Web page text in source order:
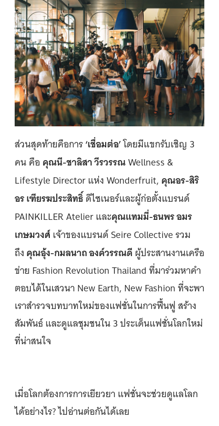
ส่วนสุดท้ายคือการ‘เชื่อมต่อ’โดยมีแขกรับเชิญ 3
คน คือ คุณนี-ชาลิสา วีรวรรณWellness &
Lifestyle Director แห่ง Wonderfruit, คุณอร-สิริ
อร เฑียรฆประสิทธิ์ดีไซเนอร์และผู้ก่อตั้งแบรนด์
PAINKILLER Atelier และคุณแทมมี่-ธนพร อมร
เกษมวงศ์เจ้าของแบรนด์ Seire Collective รวม
ถึงคุณอุ้ง-กมลนาถ องค์วรรณดี ผู้ประสานงานเครือ
ข่าย Fashion Revolution Thailand ที่มาร่วมหาคำ
ตอบได้ในเสวนา New Earth, New Fashion ที่จะพา
เราสำรวจบทบาทใหม่ของแฟชั่นในการฟื้นฟู สร้าง
สัมพันธ์ และดูแลชุมชนใน 3 ประเด็นแฟชั่นโลกใหม่
ที่น่าสนใจ
เมื่อโลกต้องการการเยียวยา แฟชั่นจะช่วยดูแลโลก
ได้อย่างไร? ไปอ่านต่อกันได้เลย